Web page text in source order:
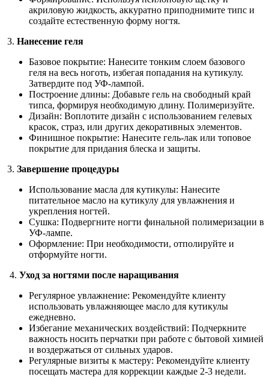
акриловую жидкость, аккуратно приподнимите типс и
создайте естественную форму ногтя.
3. Нанесение геля
Базовое покрытие: Нанесите тонким слоем базового
геля на весь ноготь, избегая попадания на кутикулу.
Затвердите под УФ-лампой.
Построение длины: Добавьте гель на свободный край
типса, формируя необходимую длину. Полимеризуйте.
Дизайн: Воплотите дизайн с использованием гелевых
красок, страз, или других декоративных элементов.
Финишное покрытие: Нанесите гель-лак или топовое
покрытие для придания блеска и защиты.
3. Завершение процедуры
Использование масла для кутикулы: Нанесите
питательное масло на кутикулу для увлажнения и
укрепления ногтей.
Сушка: Подвергните ногти финальной полимеризации в
УФ-лампе.
Оформление: При необходимости, отполируйте и
отформуйте ногти.
4. Уход за ногтями после наращивания
Регулярное увлажнение: Рекомендуйте клиенту
использовать увлажняющее масло для кутикулы
ежедневно.
Избегание механических воздействий: Подчеркните
важность носить перчатки при работе с бытовой химией
и воздержаться от сильных ударов.
Регулярные визиты к мастеру: Рекомендуйте клиенту
посещать мастера для коррекции каждые 2-3 недели.